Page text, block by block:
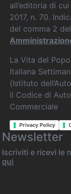
all’editoria di
2017, n. 70.
del comma 2
La Vita del
Italiana
(Istituto
il Codice di
Commerciale
Privacy Policy
Newsletter
Iscriviti e ricevi le
qui